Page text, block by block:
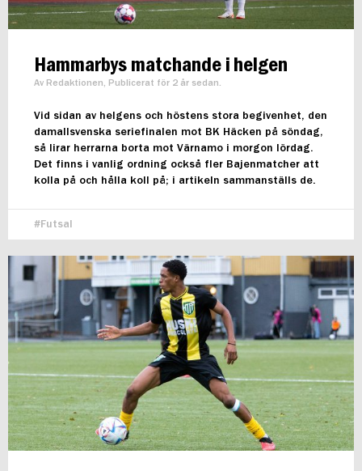
Hammarbys matchande i helgen
Av Redaktionen, Publicerat för 2 år sedan.
Vid sidan av helgens och höstens stora begivenhet, den
damallsvenska seriefinalen mot BK Häcken på söndag,
så lirar herrarna borta mot Värnamo i morgon lördag.
Det finns i vanlig ordning också fler Bajenmatcher att
kolla på och hålla koll på; i artikeln sammanställs de.
Futsal